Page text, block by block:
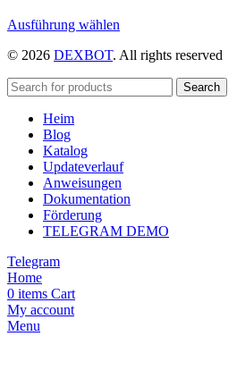
Ausführung wählen
weist
auf
der
Produktseite
werden
© 2026 DEXBOT. All rights reserved
Search
Heim
Blog
Katalog
Updateverlauf
Anweisungen
Dokumentation
Förderung
TELEGRAM DEMO
Telegram
Home
0 items Cart
My account
Menu